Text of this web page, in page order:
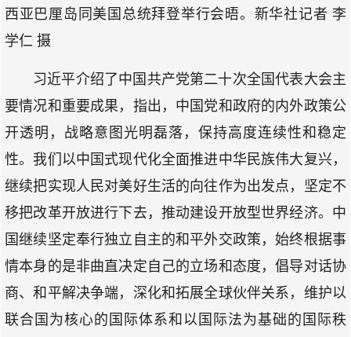
西亚巴厘岛同美国总统拜登举行会晤。新华社记者 李
学仁 摄
习近平介绍了中国共产党第二十次全国代表大会主
要情况和重要成果，指出，中国党和政府的内外政策公
开透明，战略意图光明磊落，保持高度连续性和稳定
性。我们以中国式现代化全面推进中华民族伟大复兴，
继续把实现人民对美好生活的向往作为出发点，坚定不
移把改革开放进行下去，推动建设开放型世界经济。中
国继续坚定奉行独立自主的和平外交政策，始终根据事
情本身的是非曲直决定自己的立场和态度，倡导对话协
商、和平解决争端，深化和拓展全球伙伴关系，维护以
联合国为核心的国际体系和以国际法为基础的国际秩